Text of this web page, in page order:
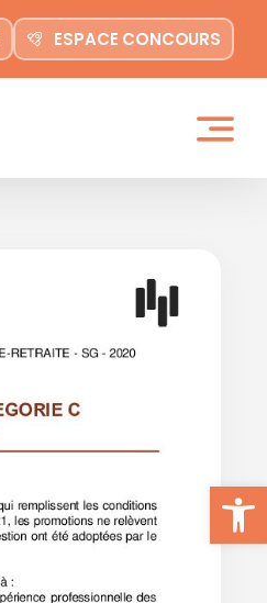
Ouvrir
ESPACE CONCOURS